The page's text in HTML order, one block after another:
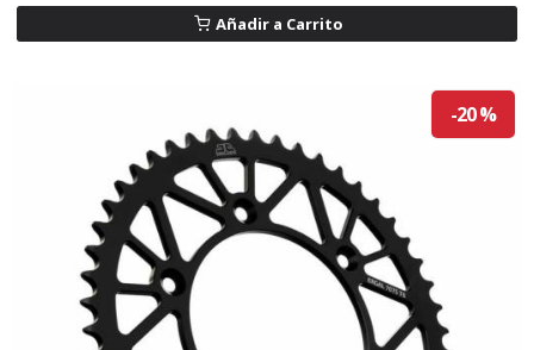
Añadir a Carrito
-20 %